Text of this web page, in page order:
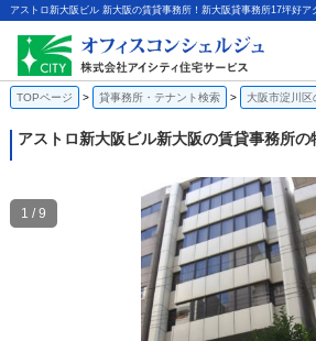
TOPページ 貸事務所・テナント検索 大阪市淀川
アストロ新大阪ビル新大阪の賃貸事務所の
1 / 9